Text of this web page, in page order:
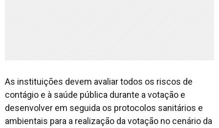
As instituições devem avaliar todos os riscos de
contágio e à saúde pública durante a votação e
desenvolver em seguida os protocolos sanitários e
ambientais para a realização da votação no cenário da